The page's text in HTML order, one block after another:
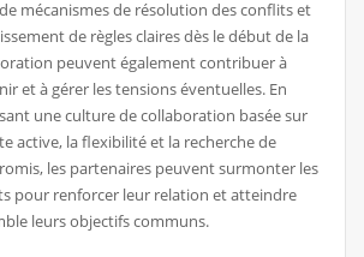
mécanismes de résolution des conflits et
de règles claires dès le début de la
peuvent également contribuer à
et à gérer les tensions éventuelles. En
une culture de collaboration basée sur
active, la flexibilité et la recherche de
les partenaires peuvent surmonter les
pour renforcer leur relation et atteindre
leurs objectifs communs.